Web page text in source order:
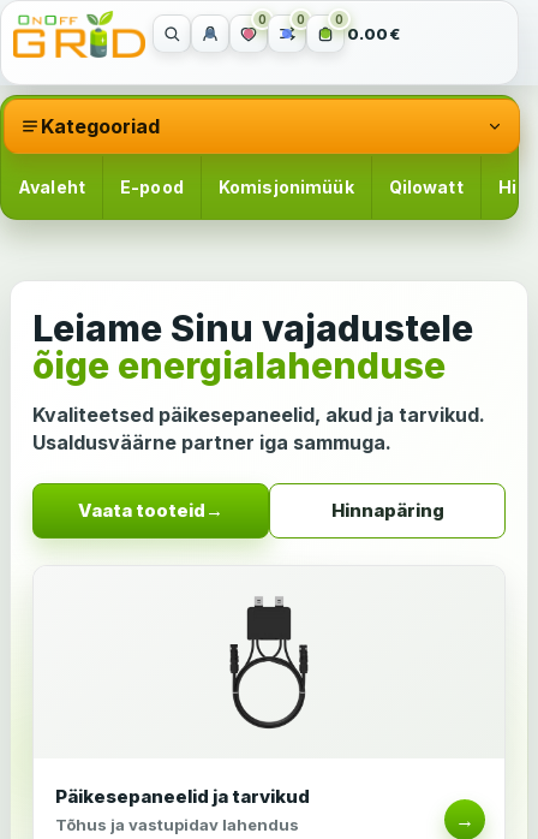
0 0 0
0.00€
Kategooriad
Avaleht E-pood Komisjonimüük Qilowatt
Leiame Sinu vajadustele
õige energialahenduse
Kvaliteetsed päikesepaneelid, akud ja tarvikud.
Usaldusväärne partner iga sammuga.
Vaata tooteid → Hinnapäring
Päikesepaneelid ja tarvikud
Tõhus ja vastupidav lahendus →